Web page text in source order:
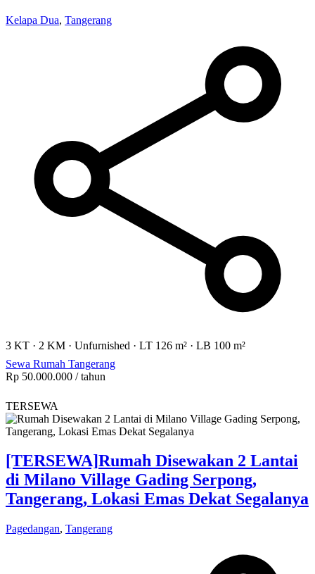
Kelapa Dua, Tangerang
3 KT · 2 KM · Unfurnished · LT 126 m² · LB 100 m²
Sewa Rumah Tangerang
Rp 50.000.000 / tahun
TERSEWA
[TERSEWA]Rumah Disewakan 2 Lantai
di Milano Village Gading Serpong,
Tangerang, Lokasi Emas Dekat Segalanya
Pagedangan, Tangerang